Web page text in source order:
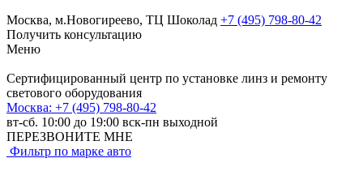
Москва, м.Новогиреево, ТЦ Шоколад +7 (495) 798-80-42
Получить консультацию
Меню
Сертифицированный центр по установке линз и ремонту
светового оборудования
Москва: +7 (495) 798-80-42
вт-сб. 10:00 до 19:00 вск-пн выходной
ПЕРЕЗВОНИТЕ МНЕ
Фильтр по марке авто